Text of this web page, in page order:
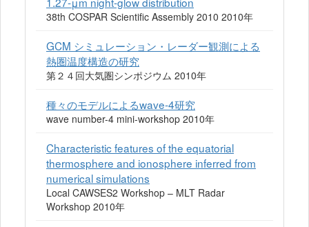
38th COSPAR Scientific Assembly 2010 2010年
GCM シミュレーション・レーダー観測による
熱圏温度構造の研究
第２４回大気圏シンポジウム 2010年
種々のモデルによるwave-4研究
wave number-4 mini-workshop 2010年
Characteristic features of the equatorial
thermosphere and ionosphere inferred from
numerical simulations
Local CAWSES2 Workshop – MLT Radar
Workshop 2010年